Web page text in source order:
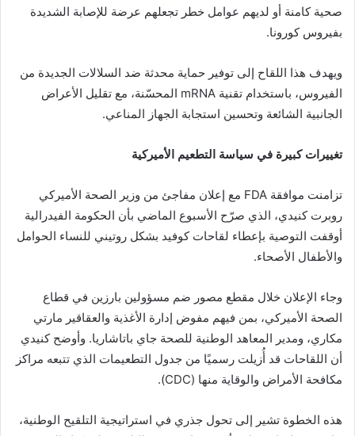
صحية كامنة أو لديهم عوامل خطر تجعلهم عرضة للإصابة الشديدة
بفيروس كورونا.
ويهدف هذا اللقاح إلى توفير حماية محدثة ضد السلالات الجديدة من
الفيروس، باستخدام تقنية mRNA المحسّنة، مع تقليل الأعراض
الجانبية الشائعة وتحسين استجابة الجهاز المناعي.
تغييرات كبيرة في سياسة التطعيم الأميركية
تزامنت موافقة FDA مع إعلان مفاجئ من وزير الصحة الأميركي
روبرت كنيدي، الذي صرّح الأسبوع الماضي بأن الحكومة الفيدرالية
أوقفت التوصية بإعطاء لقاحات كوفيد بشكل روتيني للنساء الحوامل
والأطفال الأصحاء.
وجاء الإعلان خلال مقطع مصور ضم مسؤولين بارزين في قطاع
الصحة الأميركي، بمن فيهم مفوض إدارة الأغذية والعقاقير مارتي
مكاري، ومدير المعاهد الوطنية للصحة جاي باتاشاريا. وأوضح كنيدي
أن اللقاحات قد أُزيلت رسميًا من جدول التطعيمات الذي تتبعه مراكز
مكافحة الأمراض والوقاية منها (CDC).
هذه الخطوة تشير إلى تحول جذري في استراتيجية التلقيح الوطنية،